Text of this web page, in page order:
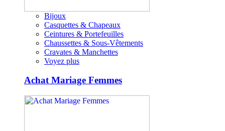
Bijoux
Casquettes & Chapeaux
Ceintures & Portefeuilles
Chaussettes & Sous-Vêtements
Cravates & Manchettes
Voyez plus
Achat Mariage Femmes